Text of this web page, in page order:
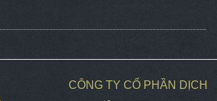
CÔNG TY CỔ PHẦN DỊCH